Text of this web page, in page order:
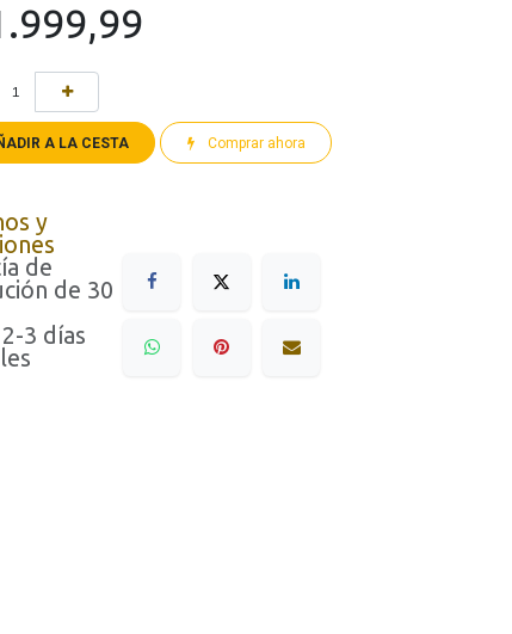
A LA CESTA Comprar ahora
y
de
de 30
3 días